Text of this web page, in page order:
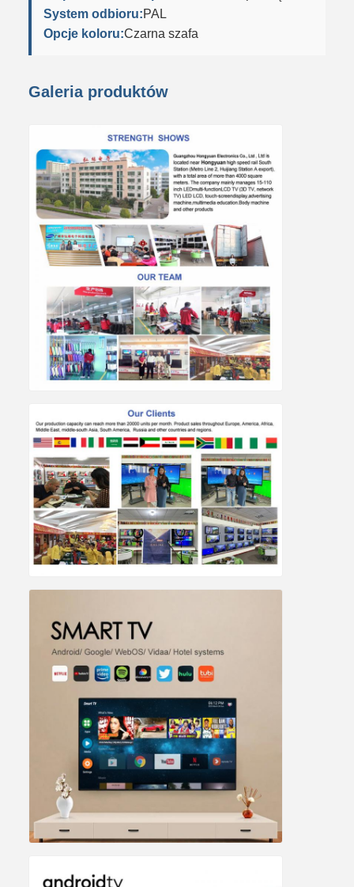
System odbioru:PAL
Opcje koloru:Czarna szafa
Galeria produktów